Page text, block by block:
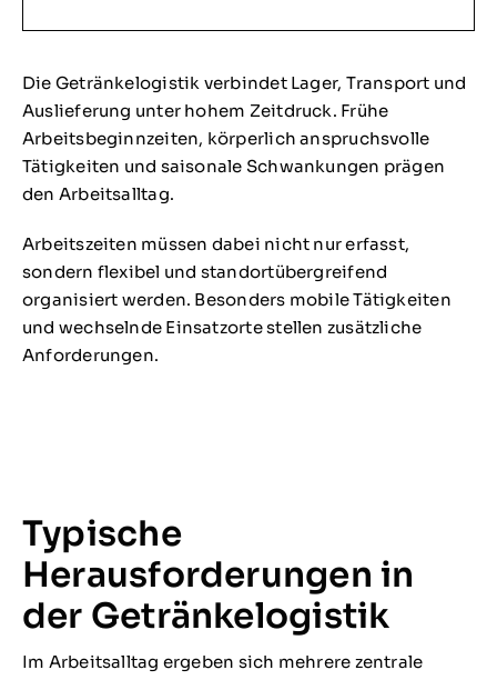
Die Getränkelogistik verbindet Lager, Transport und
Auslieferung unter hohem Zeitdruck. Frühe
Arbeitsbeginnzeiten, körperlich anspruchsvolle
Tätigkeiten und saisonale Schwankungen prägen
den Arbeitsalltag.
Arbeitszeiten müssen dabei nicht nur erfasst,
sondern flexibel und standortübergreifend
organisiert werden. Besonders mobile Tätigkeiten
und wechselnde Einsatzorte stellen zusätzliche
Anforderungen.
Typische
Herausforderungen in
der Getränkelogistik
Im Arbeitsalltag ergeben sich mehrere zentrale